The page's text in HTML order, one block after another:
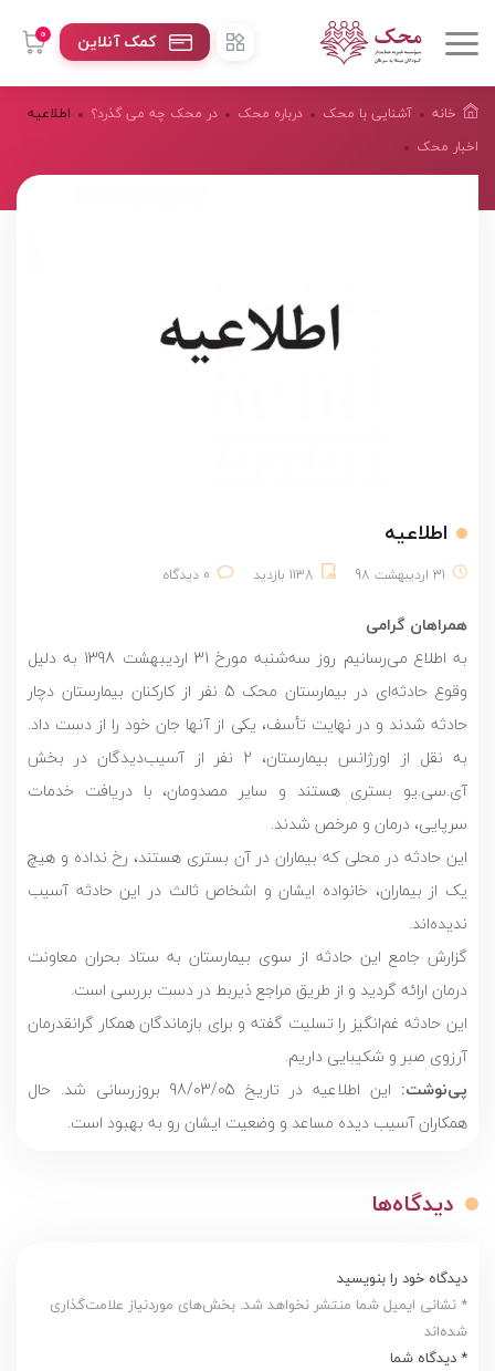
0 کمک آنلاین
خانه آشنایی با محک درباره محک
در محک چه می گذرد؟
اخبار محک
اطلاعیه
اطلاعیه
31 اردیبهشت 98 1138 بازدید 0 دیدگاه
همراهان گرامی
به اطلاع می‌رسانیم روز سه‌شنبه مورخ 31 اردیبهشت 1398 به دلیل
وقوع حادثه‌ای در بیمارستان محک 5 نفر از کارکنان بیمارستان دچار
حادثه شدند و در نهایت تأسف، یکی از آنها جان خود را از دست داد.
به نقل از اورژانس بیمارستان، 2 نفر از آسیب‌دیدگان در بخش
آی‌.سی.یو بستری هستند و سایر مصدومان، با دریافت خدمات
سرپایی، درمان و مرخص شدند.
این حادثه در محلی که بیماران در آن بستری هستند، رخ نداده و هیچ
یک از بیماران، خانواده ایشان و اشخاص ثالث در این حادثه آسیب
ندیده‌اند.
گزارش جامع این حادثه از سوی بیمارستان به ستاد بحران معاونت
درمان ارائه گردید و از طریق مراجع ذیربط در دست بررسی است.
این حادثه غم‌انگیز را تسلیت گفته و برای بازماندگان همکار گرانقدرمان
آرزوی صبر و شکیبایی داریم.
پی‌نوشت:
این اطلاعیه در تاریخ 98/03/05 بروزرسانی شد. حال
همکاران آسیب دیده مساعد و وضعیت ایشان رو به بهبود است.
دیدگاه‌ها
دیدگاه خود را بنویسید
* نشانی ایمیل شما منتشر نخواهد شد. بخش‌های موردنیاز علامت‌گذاری
شده‌اند
* دیدگاه شما